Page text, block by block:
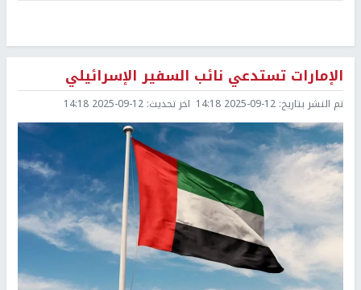
الإمارات تستدعي نائب السفير الإسرائيلي
تم النشر بتاريخ: 2025-09-12 14:18 اخر تحديث: 2025-09-12 14:18